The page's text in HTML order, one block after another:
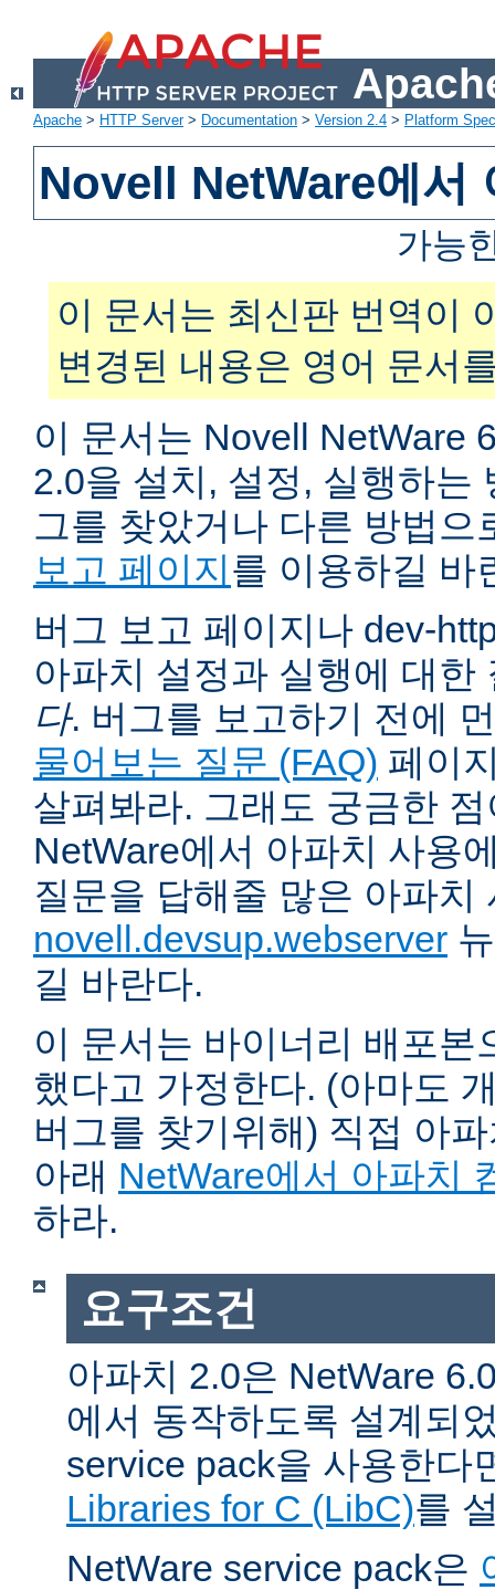
Apache > HTTP Server> Documentation > Version 2.4 > Platform
Novell NetWare에서
가능
이 문서는 최신판 번역이
변경된 내용은 영어 문서
이 문서는 Novell NetWare
2.0을 설치, 설정, 실행하는
그를 찾았거나 다른 방법
보고 페이지를 이용하길 바
버그 보고 페이지나 dev-
아파치 설정과 실행에 대
다. 버그를 보고하기 전에
물어보는 질문 (FAQ) 페이
살펴봐라. 그래도 궁금한
NetWare에서 아파치 사용
질문을 답해줄 많은 아파치
novell.devsup.webserver
길 바란다.
이 문서는 바이너리 배포본
했다고 가정한다. (아마도
버그를 찾기위해) 직접 아
아래 NetWare에서 아파치
하라.
요구조건
아파치 2.0은 NetWare
에서 동작하도록 설계되
service pack을 사용한다
Libraries for C (LibC)를
NetWare service pack은